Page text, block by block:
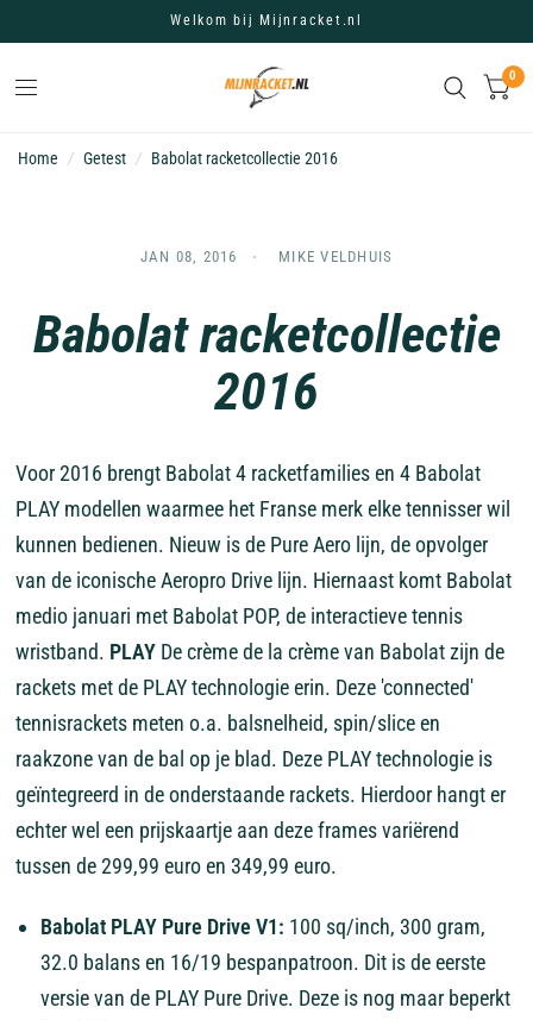
Welkom bij Mijnracket.nl
0
Home / Getest / Babolat racketcollectie 2016
JAN 08, 2016 MIKE VELDHUIS
Babolat racketcollectie
2016
Voor 2016 brengt Babolat 4 racketfamilies en 4 Babolat
PLAY modellen waarmee het Franse merk elke tennisser wil
kunnen bedienen. Nieuw is de Pure Aero lijn, de opvolger
van de iconische Aeropro Drive lijn. Hiernaast komt Babolat
medio januari met Babolat POP, de interactieve tennis
wristband. PLAYDe crème de la crème van Babolat zijn de
rackets met de PLAY technologie erin. Deze 'connected'
tennisrackets meten o.a. balsnelheid, spin/slice en
raakzone van de bal op je blad. Deze PLAY technologie is
geïntegreerd in de onderstaande rackets. Hierdoor hangt er
echter wel een prijskaartje aan deze frames variërend
tussen de 299,99 euro en 349,99 euro.
Babolat PLAY Pure Drive V1: 100 sq/inch, 300 gram,
32.0 balans en 16/19 bespanpatroon. Dit is de eerste
versie van de PLAY Pure Drive. Deze is nog maar beperkt